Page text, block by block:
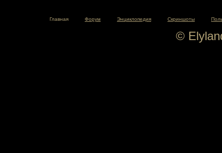
Главная Форум Энциклопедия Скриншоты
©